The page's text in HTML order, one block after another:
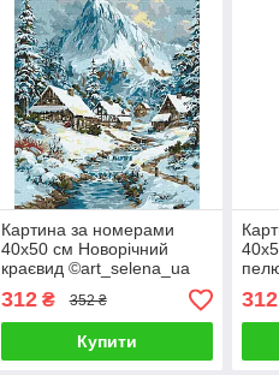
Картина за номерами
40х50 см Новорічний
краєвид ©art_selena_ua
312₴ 352 ₴
Купити
312